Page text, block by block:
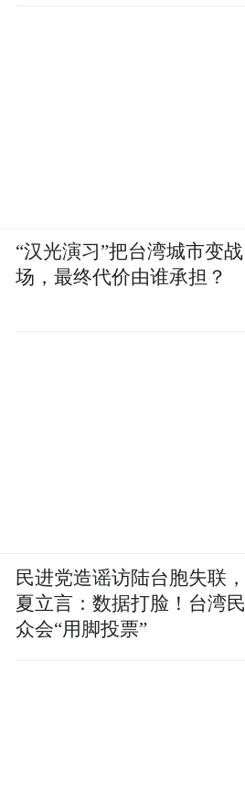
“汉光演习”把台湾城市变战
场，最终代价由谁承担？
民进党造谣访陆台胞失联，
夏立言：数据打脸！台湾民
众会“用脚投票”